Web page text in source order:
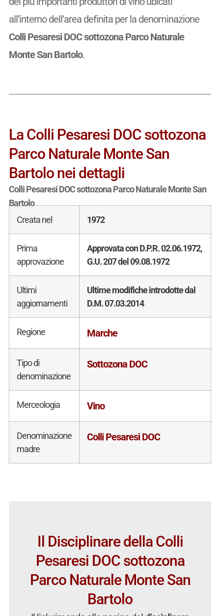
all’interno dell’area definita per la denominazione
Colli Pesaresi DOC sottozona Parco Naturale
Monte San Bartolo.
La Colli Pesaresi DOC sottozona
Parco Naturale Monte San
Bartolo nei dettagli
Colli Pesaresi DOC sottozona Parco Naturale Monte San
Bartolo
Creata nel
1972
Prima
approvazione
Approvata con D.P.R. 02.06.1972,
G.U. 207 del 09.08.1972
Ultimi
aggiornamenti
Ultime modifiche introdotte dal
D.M. 07.03.2014
Regione Marche
Tipo di
denominazione
Sottozona DOC
Merceologia Vino
Denominazione
madre
Colli Pesaresi DOC
Il Disciplinare della Colli
Pesaresi DOC sottozona
Parco Naturale Monte San
Bartolo